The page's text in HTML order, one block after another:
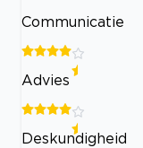
Communicatie
Advies
Deskundigheid